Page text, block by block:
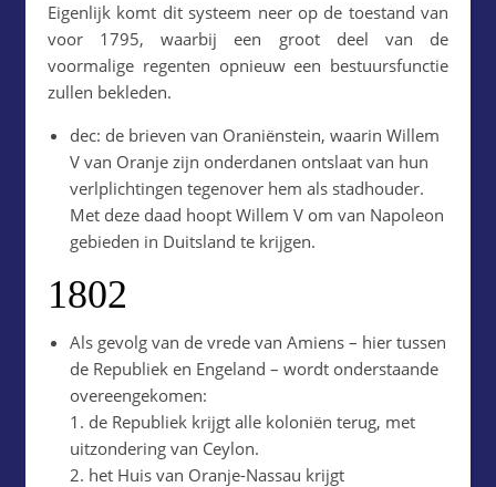
Eigenlijk komt dit systeem neer op de toestand van
voor 1795, waarbij een groot deel van de
voormalige regenten opnieuw een bestuursfunctie
zullen bekleden.
dec: de brieven van Oraniënstein, waarin Willem
V van Oranje zijn onderdanen ontslaat van hun
verlplichtingen tegenover hem als stadhouder.
Met deze daad hoopt Willem V om van Napoleon
gebieden in Duitsland te krijgen.
1802
Als gevolg van de vrede van Amiens – hier tussen
de Republiek en Engeland – wordt onderstaande
overeengekomen:
1. de Republiek krijgt alle koloniën terug, met
uitzondering van Ceylon.
2. het Huis van Oranje-Nassau krijgt